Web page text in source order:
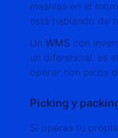
masivas en el
está hablando de
Un WMS con
un diferencial: es
operar con picos
Picking y
Si operas tu